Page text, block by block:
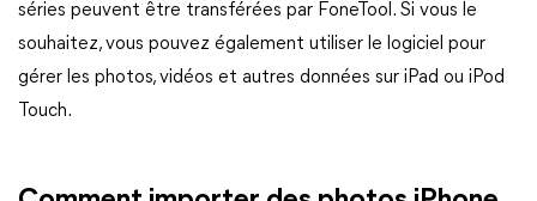
séries peuvent être transférées par FoneTool. Si vous le
souhaitez, vous pouvez également utiliser le logiciel pour
gérer les photos, vidéos et autres données sur iPad ou iPod
Touch.